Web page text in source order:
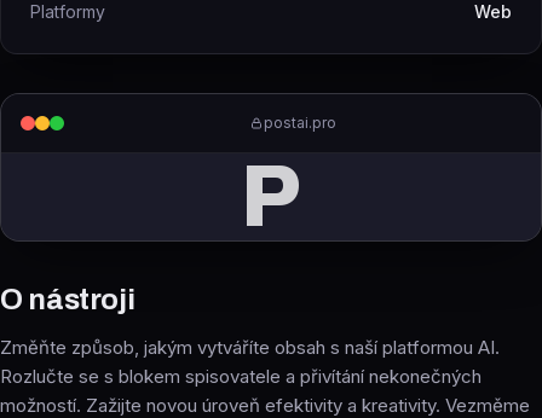
postai.pro
P
O nástroji
Změňte způsob, jakým vytváříte obsah s naší platformou AI.
Rozlučte se s blokem spisovatele a přivítání nekonečných
možností. Zažijte novou úroveň efektivity a kreativity. Vezměme
Platformy Web